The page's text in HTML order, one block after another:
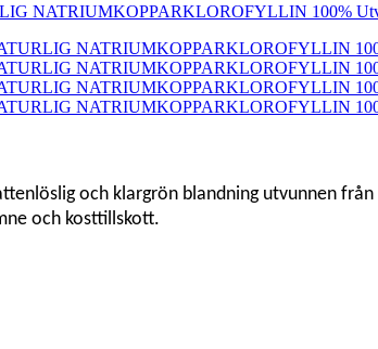
och klargrön blandning utvunnen
och kosttillskott.